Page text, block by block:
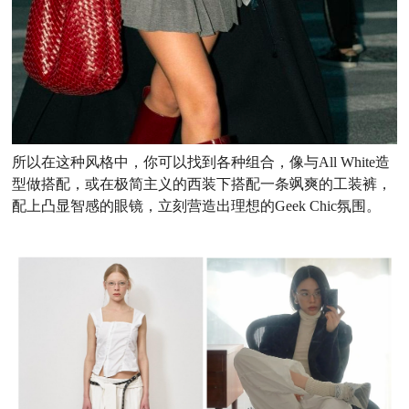
所以在这种风格中，你可以找到各种组合，像与All White造
型做搭配，或在极简主义的西装下搭配一条飒爽的工装裤，
配上凸显智感的眼镜，立刻营造出理想的Geek Chic氛围。